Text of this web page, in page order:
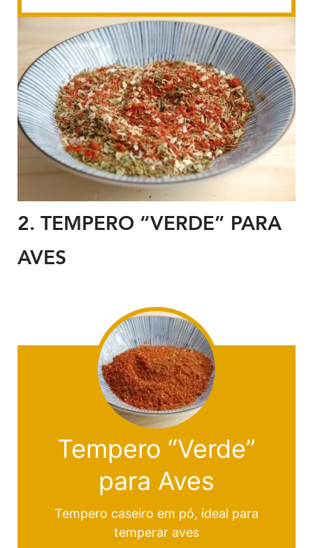
2. TEMPERO “VERDE” PARA
AVES
Tempero “Verde”
para Aves
Tempero caseiro em pó, ideal para
temperar aves